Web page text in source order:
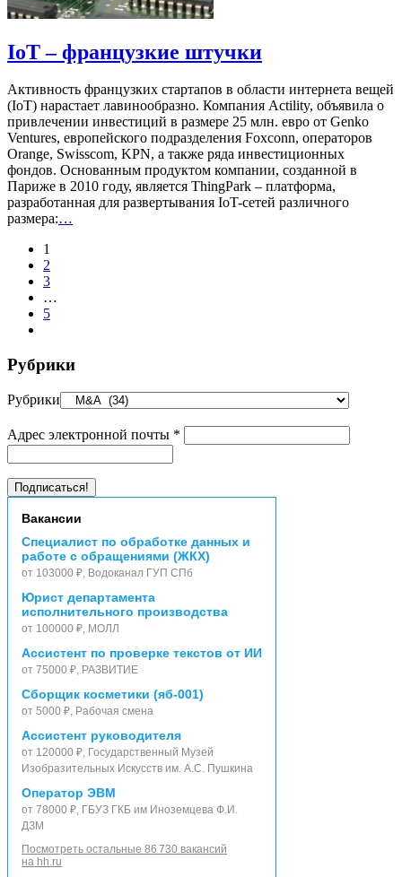
IoT – французкие штучки
Активность французких стартапов в области интернета вещей
(IoT) нарастает лавинообразно. Компания Actility, объявила о
привлечении инвестиций в размере 25 млн. евро от Genko
Ventures, европейского подразделения Foxconn, операторов
Orange, Swisscom, KPN, а также ряда инвестиционных
фондов. Основанным продуктом компании, созданной в
Париже в 2010 году, является ThingPark – платформа,
разработанная для развертывания IoT-сетей различного
размера:…
1
2
3
…
5
Рубрики
Рубрики
Адрес электронной почты *
Вакансии
Специалист по обработке данных и
работе с обращениями (ЖКХ)
от 103000 ₽, Водоканал ГУП СПб
Юрист департамента
исполнительного производства
от 100000 ₽, МОЛЛ
Ассистент по проверке текстов от ИИ
от 75000 ₽, РАЗВИТИЕ
Сборщик косметики (яб-001)
от 5000 ₽, Рабочая смена
Ассистент руководителя
от 120000 ₽, Государственный Музей
Изобразительных Искусств им. А.С. Пушкина
Оператор ЭВМ
от 78000 ₽, ГБУЗ ГКБ им Иноземцева Ф.И.
ДЗМ
Посмотреть остальные 86 730 вакансий
на hh.ru